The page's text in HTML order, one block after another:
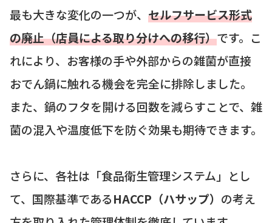
最も大きな変化の一つが、 セルフサービス形式
の廃止（店員による取り分けへの移行）です。こ
れにより、お客様の手や外部からの雑菌が直接
おでん鍋に触れる機会を完全に排除しました。
また、鍋のフタを開ける回数を減らすことで、雑
菌の混入や温度低下を防ぐ効果も期待できます。
さらに、各社は「食品衛生管理システム」とし
て、国際基準であるHACCP（ハサップ） の考え